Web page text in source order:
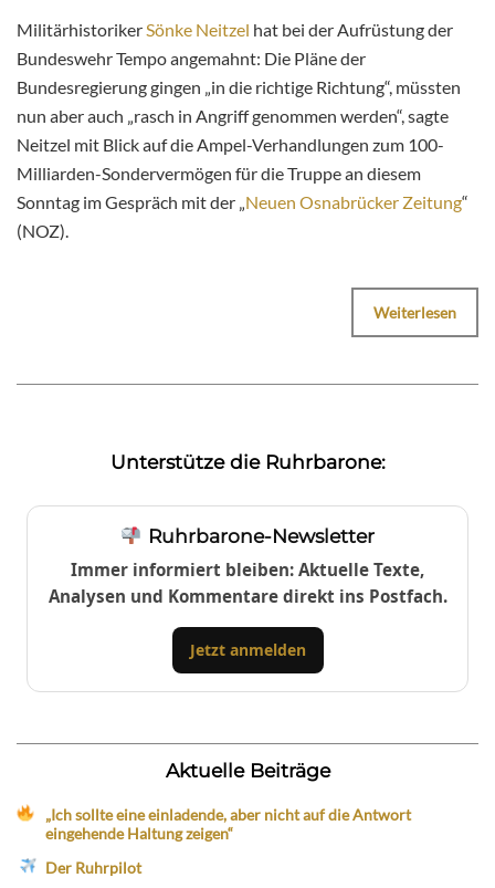
MilitärhistorikerSönke Neitzel hat bei der Aufrüstung der
Bundeswehr Tempo angemahnt: Die Pläne der
Bundesregierung gingen „in die richtige Richtung“, müssten
nun aber auch „rasch in Angriff genommen werden“, sagte
Neitzel mit Blick auf die Ampel-Verhandlungen zum 100-
Milliarden-Sondervermögen für die Truppe an diesem
Sonntag im Gespräch mit der „Neuen Osnabrücker Zeitung“
(NOZ).
Weiterlesen
Unterstütze die Ruhrbarone:
Ruhrbarone-Newsletter
Immer informiert bleiben: Aktuelle Texte,
Analysen und Kommentare direkt ins Postfach.
Jetzt anmelden
Aktuelle Beiträge
„Ich sollte eine einladende, aber nicht auf die Antwort
eingehende Haltung zeigen“
Der Ruhrpilot